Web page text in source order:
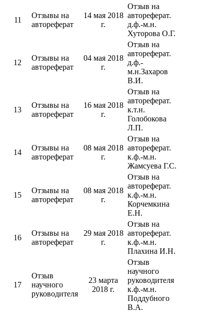
11
Отзывы на
автореферат
14 мая 2018
г.
Отзыв на
автореферат.
д.ф.-м.н.
Хуторова О.Г.
12
Отзывы на
автореферат
04 мая 2018
г.
Отзыв на
автореферат.
д.ф.-
м.н.Захаров
В.И.
13
Отзывы на
автореферат
16 мая 2018
г.
Отзыв на
автореферат.
к.т.н.
Голобокова
Л.П.
14
Отзывы на
автореферат
08 мая 2018
г.
Отзыв на
автореферат.
к.ф.-м.н.
Жамсуева Г.С.
15
Отзывы на
автореферат
08 мая 2018
г.
Отзыв на
автореферат.
к.ф.-м.н.
Корчемкина
Е.Н.
16
Отзывы на
автореферат
29 мая 2018
г.
Отзыв на
автореферат.
к.ф.-м.н.
Плахина И.Н.
17
Отзыв
научного
руководителя
23 марта
2018 г.
Отзыв
научного
руководителя
к.ф.-м.н.
Поддубного
В.А.